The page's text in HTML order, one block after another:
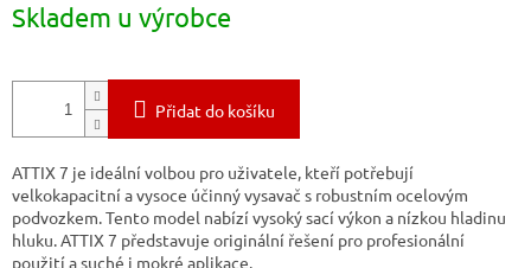
cena:
Skladem u výrobce
Přidat do košíku
ATTIX 7 je ideální volbou pro uživatele, kteří potřebují
velkokapacitní a vysoce účinný vysavač s robustním ocelovým
podvozkem. Tento model nabízí vysoký sací výkon a nízkou hladinu
hluku. ATTIX 7 představuje originální řešení pro profesionální
použití a suché i mokré aplikace.